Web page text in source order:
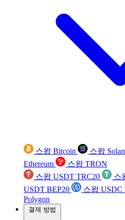
스왑 Bitcoin 스왑
Ethereum
스왑 TRON
스왑 USDT TRC20
스
USDT BEP20
스왑 USDC
Polygon
결제 방법